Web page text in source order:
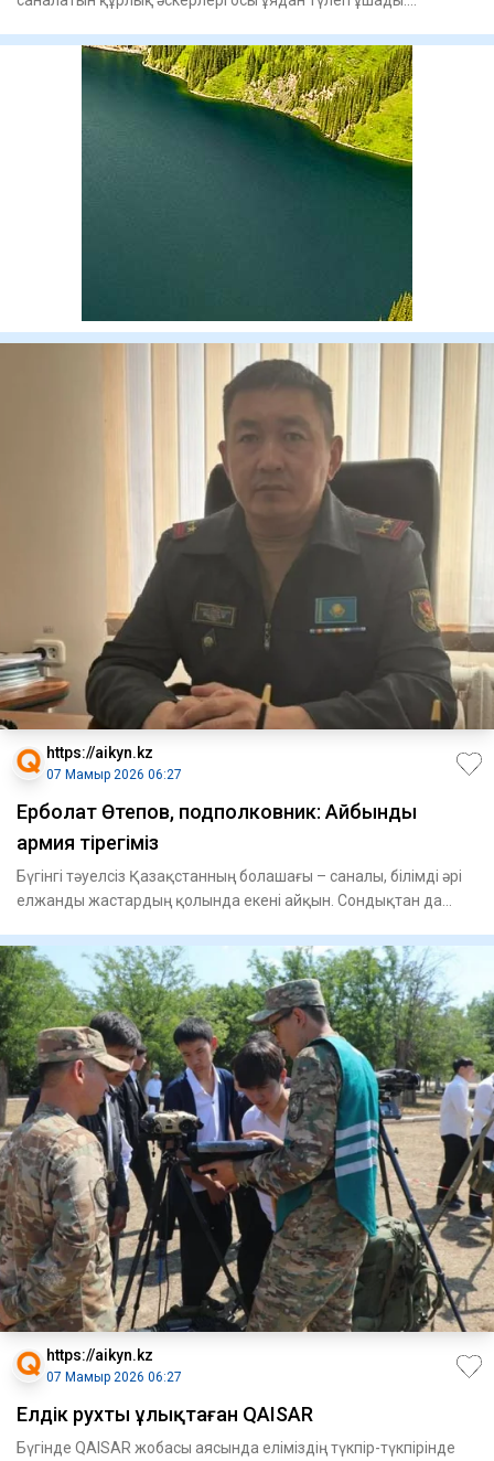
https://aikyn.kz
07 Мамыр 2026 06:27
Ерболат Өтепов, подполковник: Айбынды
армия тірегіміз
Бүгінгі тәуелсіз Қазақстанның болашағы – саналы, білімді әрі
елжанды жастардың қолында екені айқын. Сондықтан да
https://aikyn.kz
07 Мамыр 2026 06:27
Елдік рухты ұлықтаған QAISAR
Бүгінде QAISAR жобасы аясында еліміздің түкпір-түкпірінде